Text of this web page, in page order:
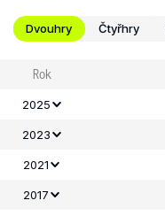
Dvouhry Čtyřhry
Rok
2025
2023
2021
2017